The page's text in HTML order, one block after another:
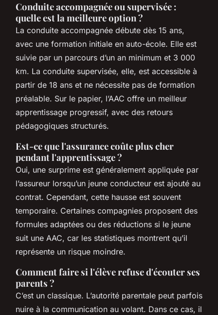
Conduite accompagnée ou supervisée :
quelle est la meilleure option ?
La conduite accompagnée débute dès 15 ans,
avec une formation initiale en auto-école. Elle est
suivie par un parcours d’un an minimum et 3 000
km. La conduite supervisée, elle, est accessible à
partir de 18 ans et ne nécessite pas de formation
préalable. Sur le papier, l’AAC offre un meilleur
apprentissage progressif, avec des retours
pédagogiques structurés.
Est-ce que l'assurance coûte plus cher
pendant l'apprentissage ?
Oui, une surprime est généralement appliquée par
l’assureur lorsqu’un jeune conducteur est ajouté au
contrat. Cependant, cette hausse est souvent
temporaire. Certaines compagnies proposent des
formules adaptées ou des réductions si le jeune
suit une AAC, car les statistiques montrent qu’il
représente un risque moindre.
Comment faire si l'élève refuse d'écouter ses
parents ?
C’est un classique. L’autorité parentale peut parfois
nuire à la communication au volant. Dans ce cas, il